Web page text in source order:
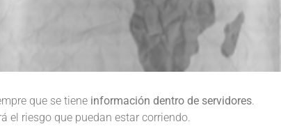
que se tiene información dentro de servidores.
el riesgo que puedan estar corriendo.